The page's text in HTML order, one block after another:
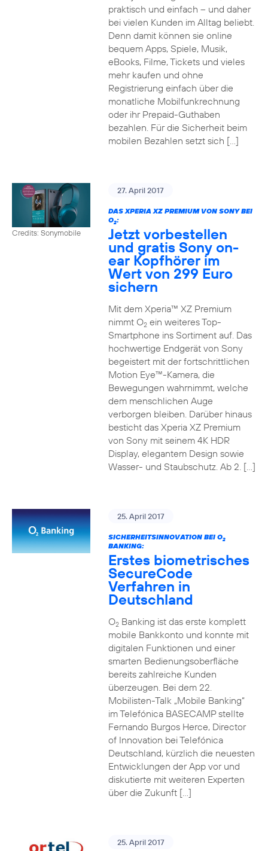
praktisch und einfach – und daher
bei vielen Kunden im Alltag beliebt.
Denn damit können sie online
bequem Apps, Spiele, Musik,
eBooks, Filme, Tickets und vieles
mehr kaufen und ohne
Registrierung einfach über die
monatliche Mobilfunkrechnung
oder ihr Prepaid-Guthaben
bezahlen. Für die Sicherheit beim
mobilen Bezahlen setzt sich […]
Credits: Sonymobile
27. April 2017
DAS XPERIA XZ PREMIUM VON SONY BEI
O2:
Jetzt vorbestellen
und gratis Sony on-
ear Kopfhörer im
Wert von 299 Euro
sichern
Mit dem Xperia™ XZ Premium
nimmt O2ein weiteres Top-
Smartphone ins Sortiment auf. Das
hochwertige Endgerät von Sony
begeistert mit der fortschrittlichen
Motion Eye™-Kamera, die
Bewegungen wahrnimmt, welche
dem menschlichen Auge
verborgen bleiben. Darüber hinaus
besticht das Xperia XZ Premium
von Sony mit seinem 4K HDR
Display, elegantem Design sowie
Wasser- und Staubschutz. Ab 2. […]
25. April 2017
SICHERHEITSINNOVATION BEI O2
BANKING:
Erstes biometrisches
SecureCode
Verfahren in
Deutschland
O2Banking ist das erste komplett
mobile Bankkonto und konnte mit
digitalen Funktionen und einer
smarten Bedienungsoberfläche
bereits zahlreiche Kunden
überzeugen. Bei dem 22.
Mobilisten-Talk „Mobile Banking“
im Telefónica BASECAMP stellte
Fernando Burgos Herce, Director
of Innovation bei Telefónica
Deutschland, kürzlich die neuesten
Entwicklungen der App vor und
diskutierte mit weiteren Experten
über die Zukunft […]
25. April 2017